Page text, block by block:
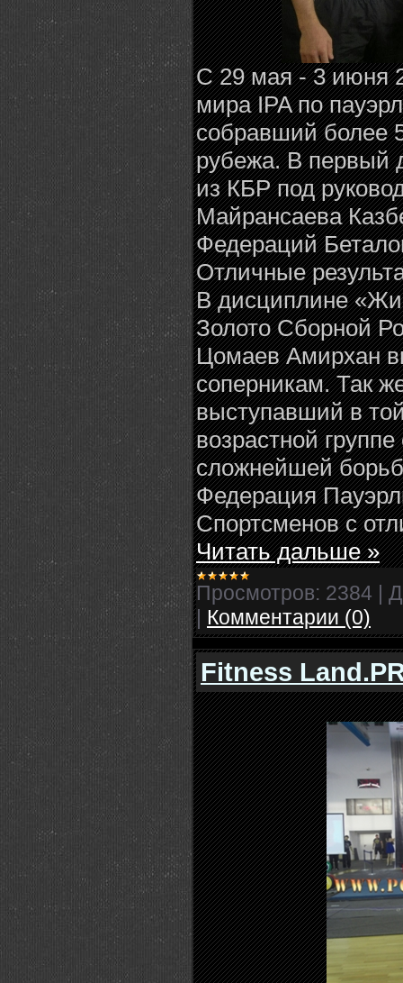
С 29 мая - 3 июня
мира IPA по
собравший более
рубежа. В первый
из КБР под
Майрансаева
Федераций
Отличные
В дисциплине
Золото Сборной
Цомаев Амирхан
соперникам. Так
выступавший в
возрастной
сложнейшей
Федерация
Спортсменов с
Читать дальше »
Просмотров: 2384 |
| Комментарии (0)
Fitness